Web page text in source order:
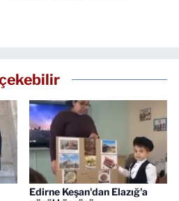
Edirne Keşan'dan Elazığ'a